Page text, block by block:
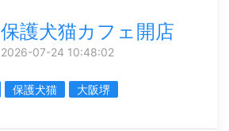
保護犬猫カフェ開店
2026-07-24 10:48:02
保護犬猫
大阪堺